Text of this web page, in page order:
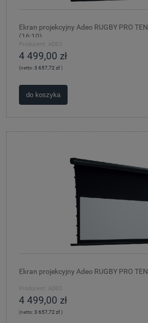
Ekran projekcyjny Adeo RUGBY PRO
(16:10)
Producent: ADEO
4 499,00 zł
(netto:3 657,72 zł)
do koszyka
Ekran projekcyjny Adeo RUGBY PRO
Producent: ADEO
4 499,00 zł
(netto:3 657,72 zł )